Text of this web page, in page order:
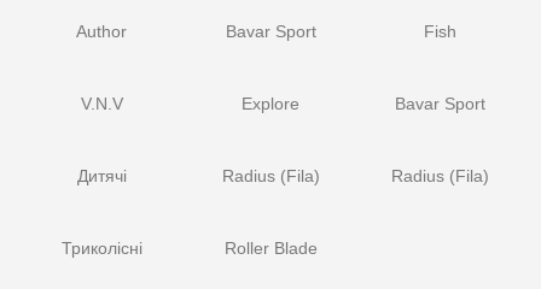
Author
V.N.V
Дитячі
Триколісні
Bavar Sport
Explore
Radius (Fila)
Roller Blade
Fish
Bavar Sport
Radius (Fila)